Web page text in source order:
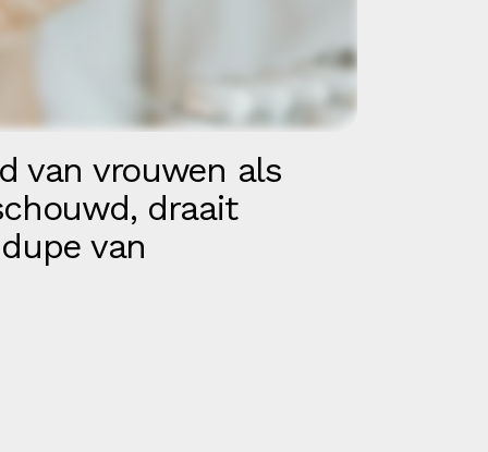
van vrouwen als
draait
van